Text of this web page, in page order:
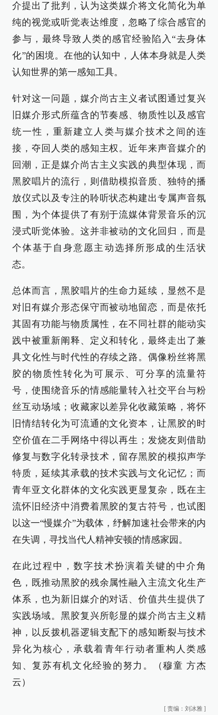
介提出了批判，认为这类媒介将文化简化为单
纯的视觉或听觉表达维度，忽略了综合感官的
参与，最终导致人类的感官经验陷入“去身体
化”的困境。在他的认知中，人体本身就是人类
认知世界的第一感知工具。
针对这一问题，媒介尚古主义者试图通过复兴
旧媒介形式所蕴含的节奏感、物质性以及感官
统一性，重新建立人类与媒介技术之间的连
接，夺回人类的感知主权。近年来声音媒介的
回潮，正是媒介尚古主义实践的典型体现，而
黑胶唱片的流行，则借助模拟音质、独特的播
放仪式以及专注的聆听状态构建出专属声音氛
围，为个体提供了有别于流媒体背景音乐的沉
浸式听觉体验。这并非被动的文化回归，而是
个体基于自身意愿主动选择所形成的生活状
态。
总体而言，黑胶唱片的生命力延续，显然不是
对旧有媒介形态保守而被动地留恋，而是依托
其固有功能与物质属性，在不同社群的能动实
践中被重新阐释、定义和转化，最终走出了兼
具文化性与时代性的存续之路。偶像粉丝将黑
胶的物质性转化为可展示、可分享的流量符
号，使围绕音乐的情感能量转入社交平台与粉
丝互动场域；收藏家以差异化收藏策略，将怀
旧情结转化为可流通的文化资本，让黑胶的时
空价值在二手网络中得以再生；发烧友则借助
修复与数字化转录技术，留存黑胶的模拟声学
特质，延续其承载的技术实践与文化记忆；而
青年亚文化群体的文化实践更显复杂，既在主
流怀旧经济中消费着黑胶的复古符号，也试图
以这一“慢媒介”为载体，纾解加速社会带来的内
在失调，寻找当代人精神安顿的情感家园。
在此过程中，数字技术扮演着关键的中介角
色，既推动黑胶的残余属性融入主流文化生产
体系，也为新旧媒介的对话、价值共生提供了
实践场域。黑胶复兴所彰显的媒介尚古主义精
神，以反拨机器逻辑支配下的感知断裂与技术
异化为核心，承载着青年行动者重构人类感
知、复苏有机文化经验的努力。（穆童 方杰
云）
[ 责编：刘冰雅 ]